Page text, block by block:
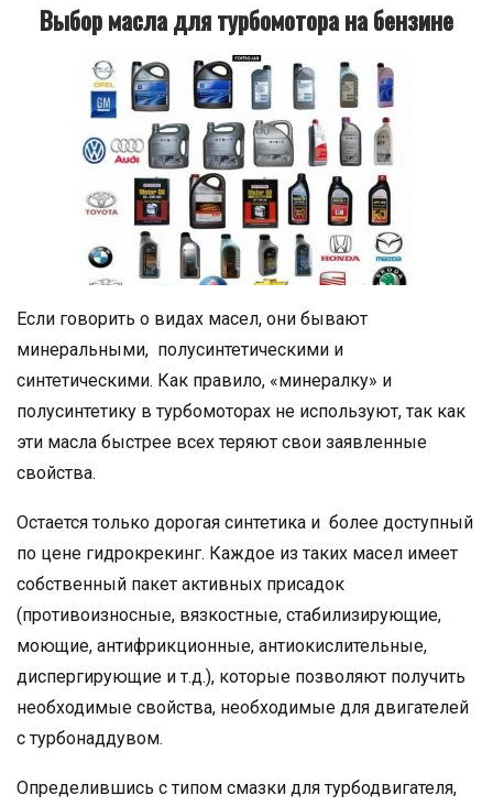
Выбор масла для турбомотора на бензине
Если говорить о видах масел, они бывают
минеральными, полусинтетическими и
синтетическими. Как правило, «минералку» и
полусинтетику в турбомоторах не используют, так как
эти масла быстрее всех теряют свои заявленные
свойства.
Остается только дорогая синтетика и более доступный
по цене гидрокрекинг. Каждое из таких масел имеет
собственный пакет активных присадок
(противоизносные, вязкостные, стабилизирующие,
моющие, антифрикционные, антиокислительные,
диспергирующие и т.д.), которые позволяют получить
необходимые свойства, необходимые для двигателей
с турбонаддувом.
Определившись с типом смазки для турбодвигателя,